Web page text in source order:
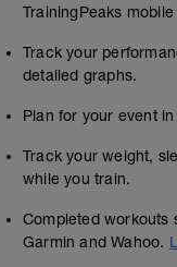
TrainingPeaks
Track your
detailed graphs.
Plan for your event
Track your weight,
while you train.
Completed workouts
Garmin and Wahoo.